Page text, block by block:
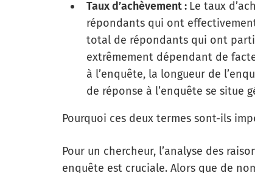
Taux d’achèvement : Le taux
répondants qui ont
total de répondants qui ont
extrêmement dépendant de
à l’enquête, la longueur de
de réponse à l’enquête se situe
Pourquoi ces deux termes sont-ils
Pour un chercheur, l’analyse des
enquête est cruciale. Alors que de